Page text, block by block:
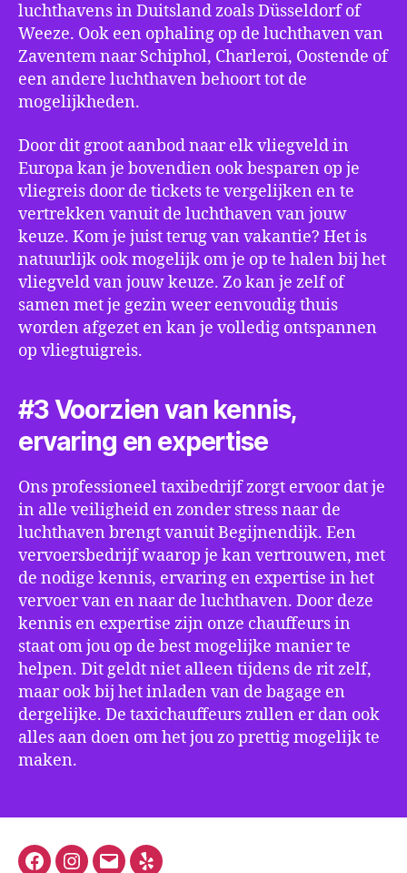
luchthavens in Duitsland zoals Düsseldorf of
Weeze. Ook een ophaling op de luchthaven van
Zaventem naar Schiphol, Charleroi, Oostende of
een andere luchthaven behoort tot de
mogelijkheden.
Door dit groot aanbod naar elk vliegveld in
Europa kan je bovendien ook besparen op je
vliegreis door de tickets te vergelijken en te
vertrekken vanuit de luchthaven van jouw
keuze. Kom je juist terug van vakantie? Het is
natuurlijk ook mogelijk om je op te halen bij het
vliegveld van jouw keuze. Zo kan je zelf of
samen met je gezin weer eenvoudig thuis
worden afgezet en kan je volledig ontspannen
op vliegtuigreis.
#3 Voorzien van kennis,
ervaring en expertise
Ons professioneel taxibedrijf zorgt ervoor dat je
in alle veiligheid en zonder stress naar de
luchthaven brengt vanuit Begijnendijk. Een
vervoersbedrijf waarop je kan vertrouwen, met
de nodige kennis, ervaring en expertise in het
vervoer van en naar de luchthaven. Door deze
kennis en expertise zijn onze chauffeurs in
staat om jou op de best mogelijke manier te
helpen. Dit geldt niet alleen tijdens de rit zelf,
maar ook bij het inladen van de bagage en
dergelijke. De taxichauffeurs zullen er dan ook
alles aan doen om het jou zo prettig mogelijk te
maken.